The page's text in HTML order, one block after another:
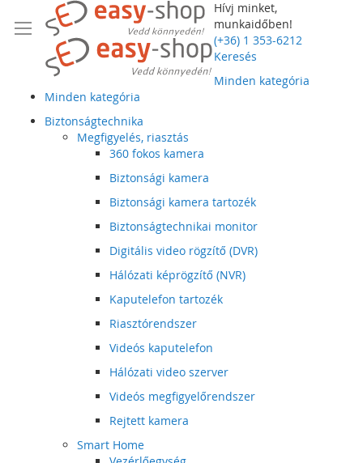
Hívj minket,
munkaidőben!
(+36) 1 353-6212
Keresés
Minden kategória
Minden kategória
Biztonságtechnika
Megfigyelés, riasztás
360 fokos kamera
Biztonsági kamera
Biztonsági kamera tartozék
Biztonságtechnikai monitor
Digitális video rögzítő (DVR)
Hálózati képrögzítő (NVR)
Kaputelefon tartozék
Riasztórendszer
Videós kaputelefon
Hálózati video szerver
Videós megfigyelőrendszer
Rejtett kamera
Smart Home